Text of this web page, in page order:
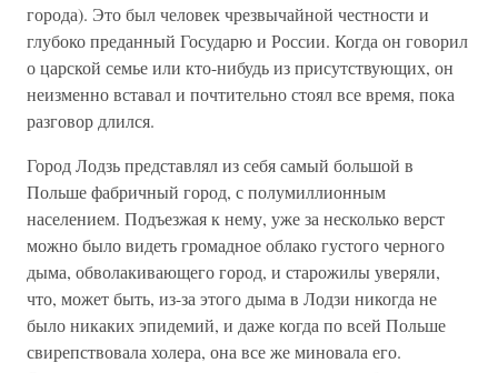
города). Это был человек чрезвычайной честности и
глубоко преданный Государю и России. Когда он говорил
о царской семье или кто-нибудь из присутствующих, он
неизменно вставал и почтительно стоял все время, пока
разговор длился.
Город Лодзь представлял из себя самый большой в
Польше фабричный город, с полумиллионным
населением. Подъезжая к нему, уже за несколько верст
можно было видеть громадное облако густого черного
дыма, обволакивающего город, и старожилы уверяли,
что, может быть, из-за этого дыма в Лодзи никогда не
было никаких эпидемий, и даже когда по всей Польше
свирепствовала холера, она все же миновала его.